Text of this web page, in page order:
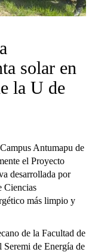
solar en
la U de
Antumapu de
el Proyecto
desarrollada por
Ciencias
más limpio y
de la Facultad de
de Energía de